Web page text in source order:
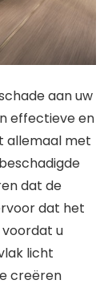
aan uw
effectieve en
allemaal met
dat de
dat het
u
licht
creëren